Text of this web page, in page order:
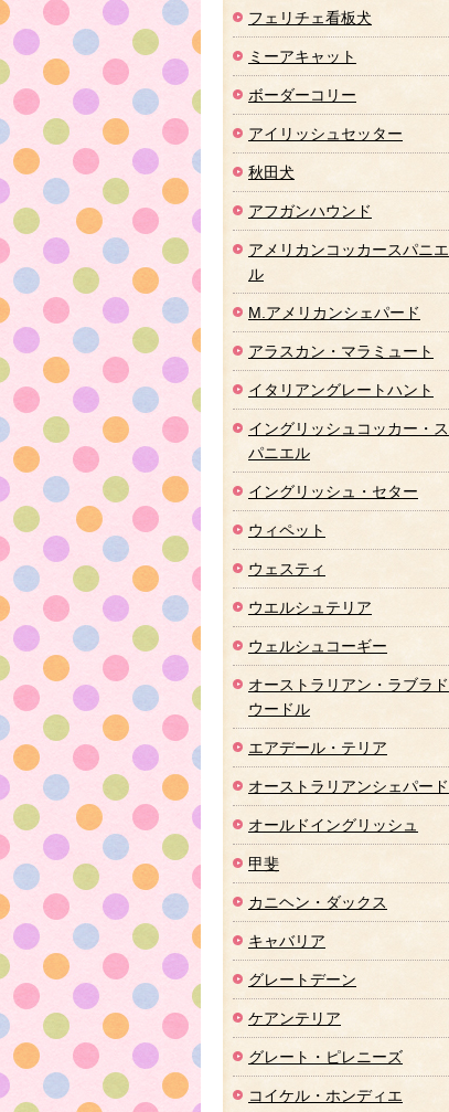
フェリチェ看板犬
ミーアキャット
ボーダーコリー
アイリッシュセッター
秋田犬
アフガンハウンド
アメリカンコッカースパニエ
ル
M.アメリカンシェパード
アラスカン・マラミュート
イタリアングレートハント
イングリッシュコッカー・ス
パニエル
イングリッシュ・セター
ウィペット
ウェスティ
ウエルシュテリア
ウェルシュコーギー
オーストラリアン・ラブラド
ウードル
エアデール・テリア
オーストラリアンシェパード
オールドイングリッシュ
甲斐
カニヘン・ダックス
キャバリア
グレートデーン
ケアンテリア
グレート・ピレニーズ
コイケル・ホンディエ